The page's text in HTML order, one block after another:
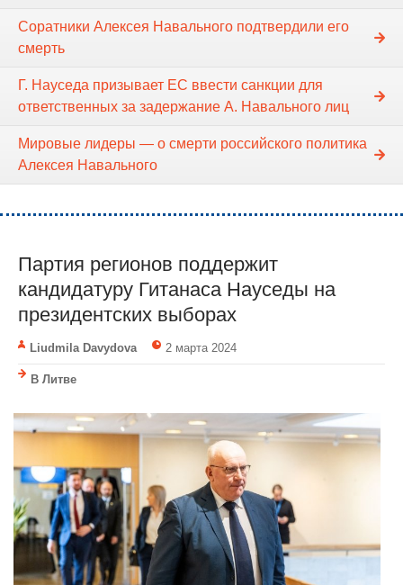
Соратники Алексея Навального подтвердили его
смерть
Г. Науседа призывает ЕС ввести санкции для
ответственных за задержание А. Навального лиц
Мировые лидеры — о смерти российского политика
Алексея Навального
Партия регионов поддержит
кандидатуру Гитанаса Науседы на
президентских выборах
Liudmila Davydova 2 марта 2024
В Литве